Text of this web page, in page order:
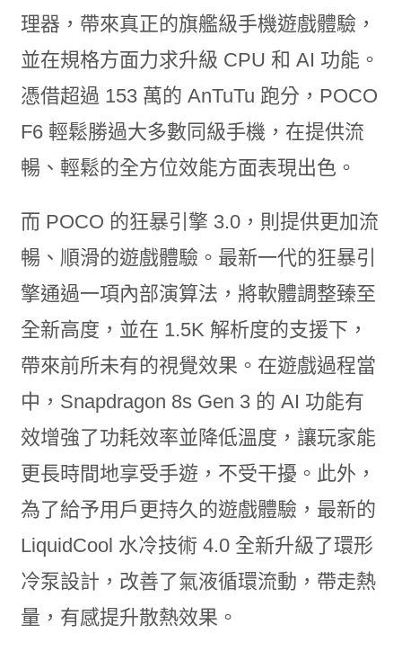
理器，帶來真正的旗艦級手機遊戲體驗，
並在規格方面力求升級 CPU 和 AI 功能。
憑借超過 153 萬的 AnTuTu 跑分，POCO
F6 輕鬆勝過大多數同級手機，在提供流
暢、輕鬆的全方位效能方面表現出色。
而 POCO 的狂暴引擎 3.0，則提供更加流
暢、順滑的遊戲體驗。最新一代的狂暴引
擎通過一項內部演算法，將軟體調整臻至
全新高度，並在 1.5K 解析度的支援下，
帶來前所未有的視覺效果。在遊戲過程當
中，Snapdragon 8s Gen 3 的 AI 功能有
效增強了功耗效率並降低溫度，讓玩家能
更長時間地享受手遊，不受干擾。此外，
為了給予用戶更持久的遊戲體驗，最新的
LiquidCool 水冷技術 4.0 全新升級了環形
冷泵設計，改善了氣液循環流動，帶走熱
量，有感提升散熱效果。